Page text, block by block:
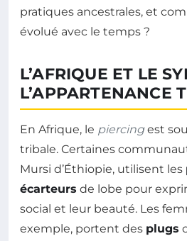
pratiques ancestrales, et
évolué avec le temps ?
L’AFRIQUE ET LE
L’APPARTENANCE
En Afrique, le piercingest
tribale. Certaines
Mursi d’Éthiopie, utilisent les
écarteurs de lobe pour
social et leur beauté. Les
exemple, portent des plugs